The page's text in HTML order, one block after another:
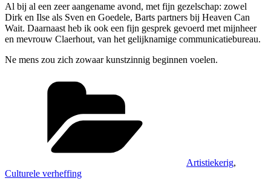
Al bij al een zeer aangename avond, met fijn gezelschap: zowel
Dirk en Ilse als Sven en Goedele, Barts partners bij Heaven Can
Wait. Daarnaast heb ik ook een fijn gesprek gevoerd met mijnheer
en mevrouw Claerhout, van het gelijknamige communicatiebureau.
Ne mens zou zich zowaar kunstzinnig beginnen voelen.
Artistiekerig,
Culturele verheffing